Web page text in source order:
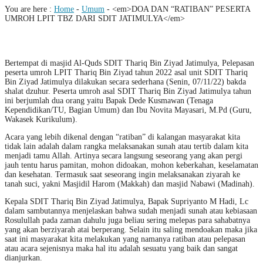
You are here : Home - Umum - <em>DOA DAN “RATIBAN” PESERTA
UMROH LPIT TBZ DARI SDIT JATIMULYA</em>
Bertempat di masjid Al-Quds SDIT Thariq Bin Ziyad Jatimulya, Pelepasan
peserta umroh LPIT Thariq Bin Ziyad tahun 2022 asal unit SDIT Thariq
Bin Ziyad Jatimulya dilakukan secara sederhana (Senin, 07/11/22) bakda
shalat dzuhur. Peserta umroh asal SDIT Thariq Bin Ziyad Jatimulya tahun
ini berjumlah dua orang yaitu Bapak Dede Kusmawan (Tenaga
Kependidikan/TU, Bagian Umum) dan Ibu Novita Mayasari, M.Pd (Guru,
Wakasek Kurikulum).
Acara yang lebih dikenal dengan “ratiban” di kalangan masyarakat kita
tidak lain adalah dalam rangka melaksanakan sunah atau tertib dalam kita
menjadi tamu Allah. Artinya secara langsung seseorang yang akan pergi
jauh tentu harus pamitan, mohon didoakan, mohon keberkahan, keselamatan
dan kesehatan. Termasuk saat seseorang ingin melaksanakan ziyarah ke
tanah suci, yakni Masjidil Harom (Makkah) dan masjid Nabawi (Madinah).
Kepala SDIT Thariq Bin Ziyad Jatimulya, Bapak Supriyanto M Hadi, Lc
dalam sambutannya menjelaskan bahwa sudah menjadi sunah atau kebiasaan
Rosulullah pada zaman dahulu juga beliau sering melepas para sahabatnya
yang akan berziyarah atai berperang. Selain itu saling mendoakan maka jika
saat ini masyarakat kita melakukan yang namanya ratiban atau pelepasan
atau acara sejenisnya maka hal itu adalah sesuatu yang baik dan sangat
dianjurkan.